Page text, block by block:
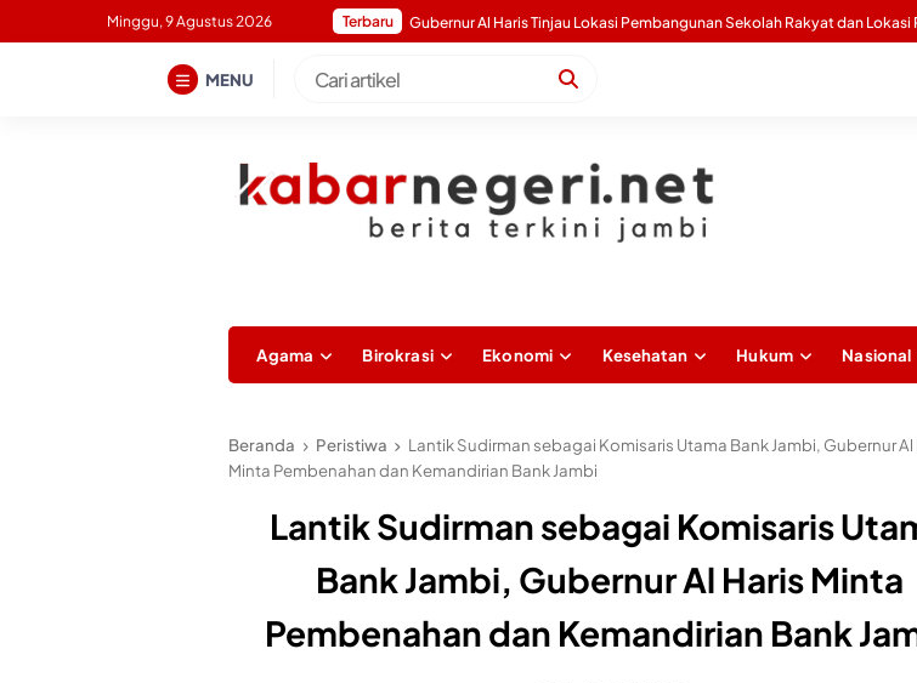
to
Minggu, 9 Agustus 2026 Terbaru
MENU
Agama Birokrasi Ekonomi Kesehatan Hukum Nasional
Beranda Peristiwa
Lantik Sudirman sebagai Komisaris Utama Bank Jambi, Gubernur Al
Minta Pembenahan dan Kemandirian Bank Jambi
Lantik Sudirman sebagai Komisaris
Bank Jambi, Gubernur Al Haris Minta
Pembenahan dan Kemandirian Bank